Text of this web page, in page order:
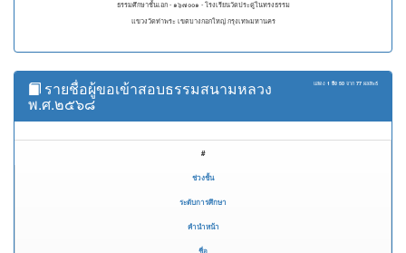
ธรรมศึกษาชั้นเอก - ๑๖๗๐๐๑ - โรงเรียนวัดประดู่ในทรงธรรม
แขวงวัดท่าพระ เขตบางกอกใหญ่ กรุงเทพมหานคร
แสดง 1 ถึง 50 จาก 77 ผลลัพธ์
รายชื่อผู้ขอเข้าสอบธรรมสนามหลวง
พ.ศ.๒๕๖๘
#
ช่วงชั้น
ระดับการศึกษา
คำนำหน้า
ชื่อ